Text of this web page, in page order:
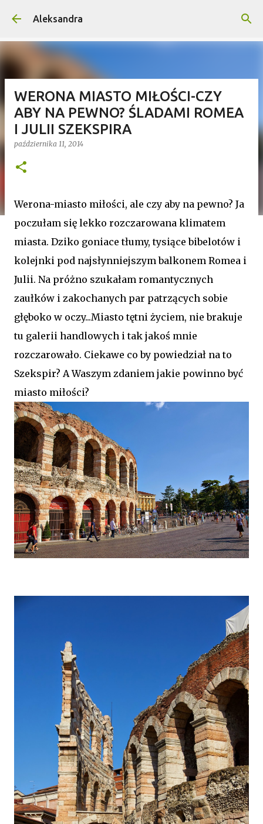
Przejdź do głównej zawartości
Aleksandra
WERONA MIASTO MIŁOŚCI-CZY
ABY NA PEWNO? ŚLADAMI ROMEA
I JULII SZEKSPIRA
października 11, 2014
Werona-miasto miłości, ale czy aby na pewno? Ja
poczułam się lekko rozczarowana klimatem
miasta. Dziko goniace tłumy, tysiące bibelotów i
kolejnki pod najsłynniejszym balkonem Romea i
Julii. Na próżno szukałam romantycznych
zaułków i zakochanych par patrzących sobie
głęboko w oczy...Miasto tętni życiem, nie brakuje
tu galerii handlowych i tak jakoś mnie
rozczarowało. Ciekawe co by powiedział na to
Szekspir? A Waszym zdaniem jakie powinno być
miasto miłości?